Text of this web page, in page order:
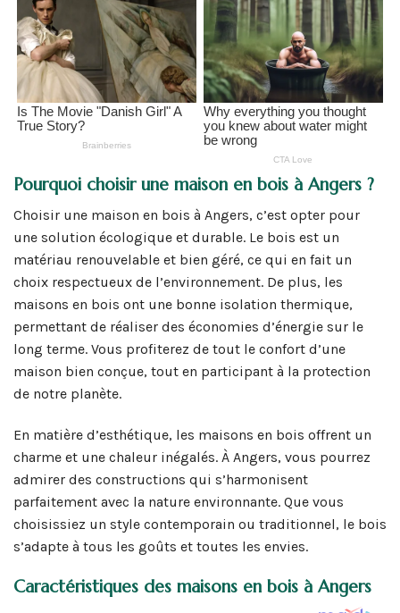
Pourquoi choisir une maison en bois à Angers ?
Choisir une maison en bois à Angers, c’est opter pour
une solution écologique et durable. Le bois est un
matériau renouvelable et bien géré, ce qui en fait un
choix respectueux de l’environnement. De plus, les
maisons en bois ont une bonne isolation thermique,
permettant de réaliser des économies d’énergie sur le
long terme. Vous profiterez de tout le confort d’une
maison bien conçue, tout en participant à la protection
de notre planète.
En matière d’esthétique, les maisons en bois offrent un
charme et une chaleur inégalés. À Angers, vous pourrez
admirer des constructions qui s’harmonisent
parfaitement avec la nature environnante. Que vous
choisissiez un style contemporain ou traditionnel, le bois
s’adapte à tous les goûts et toutes les envies.
Caractéristiques des maisons en bois à Angers